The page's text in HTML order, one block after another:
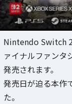
Nintendo Switch
ァイナルファンタ
発売されます。
発売日が迫る本作
た。